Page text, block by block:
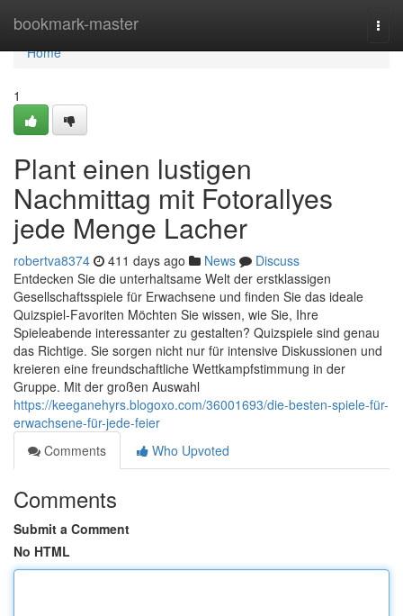
bookmark-master
Home
Home
1
Plant einen lustigen
Nachmittag mit Fotorallyes
jede Menge Lacher
robertva8374 411 days ago News
Discuss
Entdecken Sie die unterhaltsame Welt der erstklassigen
Gesellschaftsspiele für Erwachsene und finden Sie das ideale
Quizspiel-Favoriten Möchten Sie wissen, wie Sie, Ihre
Spieleabende interessanter zu gestalten? Quizspiele sind genau
das Richtige. Sie sorgen nicht nur für intensive Diskussionen und
kreieren eine freundschaftliche Wettkampfstimmung in der
Gruppe. Mit der großen Auswahl
https://keeganehyrs.blogoxo.com/36001693/die-besten-spiele-für-
erwachsene-für-jede-feier
Comments
Who Upvoted
Comments
Submit a Comment
No HTML